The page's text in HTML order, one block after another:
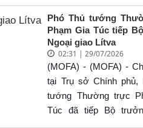
Phó Thủ tướng
Phạm Gia Túc tiếp
Ngoại giao Lítva
02:31 | 29/07/2026
(MOFA) - (MOFA) -
tại Trụ sở Chính phủ,
tướng Thường trực
Túc đã tiếp Bộ